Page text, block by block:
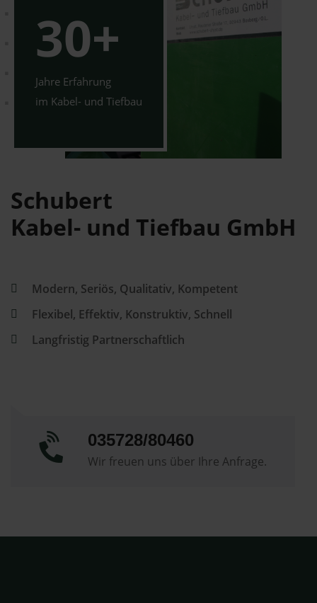
30
Jahre Erfahrung
im Kabel- und Tiefbau
Schubert
Kabel- und Tiefbau GmbH
Modern, Seriös, Qualitativ, Kompetent
Flexibel, Effektiv, Konstruktiv, Schnell
Langfristig Partnerschaftlich
035728/80460
Wir freuen uns über Ihre Anfrage.